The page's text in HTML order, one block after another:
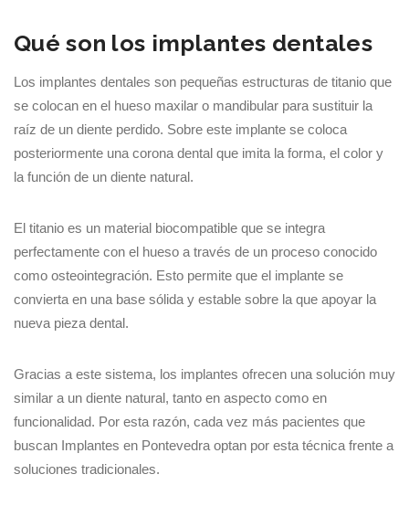
Qué son los implantes dentales
Los implantes dentales son pequeñas estructuras de titanio que
se colocan en el hueso maxilar o mandibular para sustituir la
raíz de un diente perdido. Sobre este implante se coloca
posteriormente una corona dental que imita la forma, el color y
la función de un diente natural.
El titanio es un material biocompatible que se integra
perfectamente con el hueso a través de un proceso conocido
como osteointegración. Esto permite que el implante se
convierta en una base sólida y estable sobre la que apoyar la
nueva pieza dental.
Gracias a este sistema, los implantes ofrecen una solución muy
similar a un diente natural, tanto en aspecto como en
funcionalidad. Por esta razón, cada vez más pacientes que
buscan Implantes en Pontevedra optan por esta técnica frente a
soluciones tradicionales.